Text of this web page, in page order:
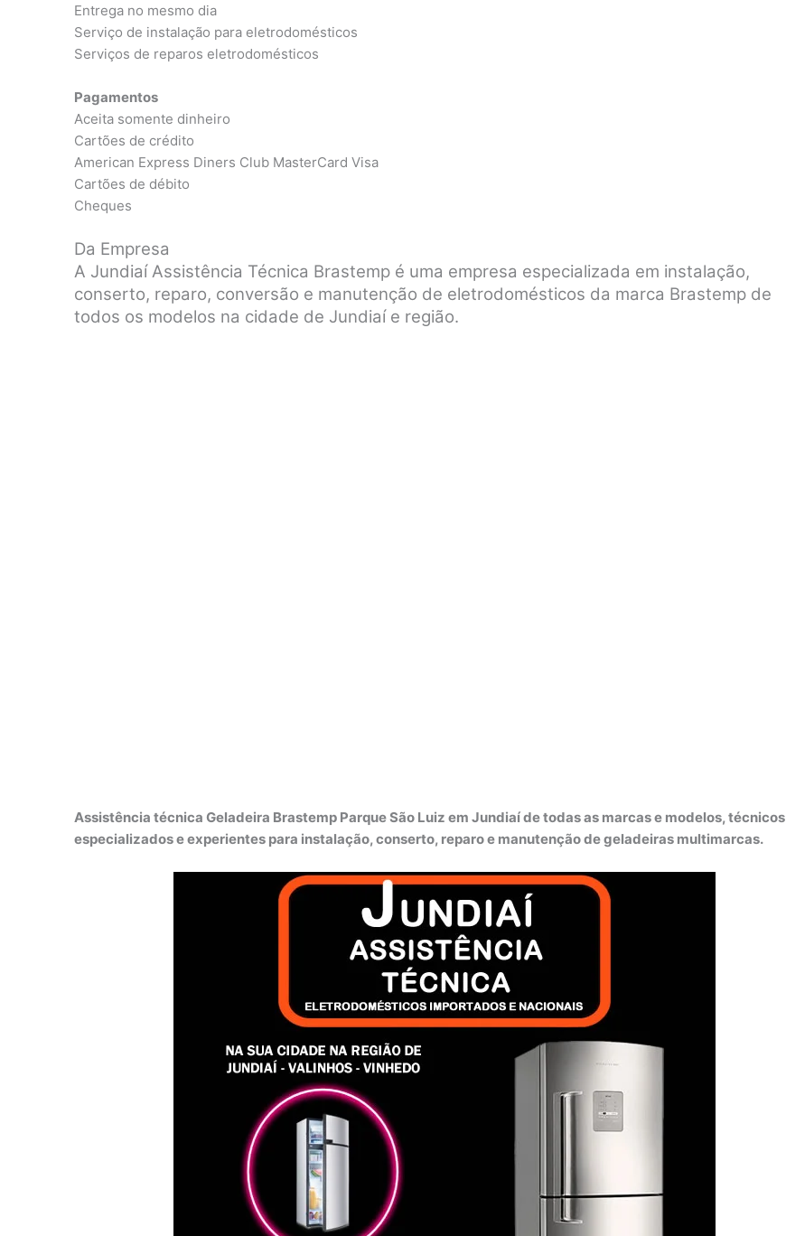
Entrega no mesmo dia
Serviço de instalação para eletrodomésticos
Serviços de reparos eletrodomésticos
Pagamentos
Aceita somente dinheiro
Cartões de crédito
American Express Diners Club MasterCard Visa
Cartões de débito
Cheques
Da Empresa
A Jundiaí Assistência Técnica Brastemp é uma empresa especializada em instalação,
conserto, reparo, conversão e manutenção de eletrodomésticos da marca Brastemp de
todos os modelos na cidade de Jundiaí e região.
Assistência técnica Geladeira Brastemp Parque São Luiz em Jundiaí de todas as marcas e modelos, técnicos
especializados e experientes para instalação, conserto, reparo e manutenção de geladeiras multimarcas.